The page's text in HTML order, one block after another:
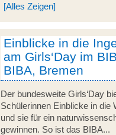
[Alles Zeigen]
Einblicke in die
am Girls‘Day im
BIBA, Bremen
Der bundesweite Girls‘Day
Schülerinnen Einblicke in die
und sie für ein
gewinnen. So ist das BIBA...